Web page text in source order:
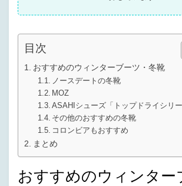
目次
おすすめのウィンターブーツ・冬靴
ノースデートの冬靴
MOZ
ASAHIシューズ「トップドライシリー
その他のおすすめの冬靴
コロンビアもおすすめ
まとめ
おすすめのウィンター